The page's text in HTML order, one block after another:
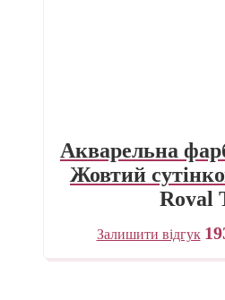
Акварельна
Жовтий
Royal
Залишити відгук